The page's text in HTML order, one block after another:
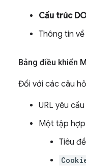
Cấu trúc
Thông tin về
Bảng điều khiển
Đối với các câu
URL yêu cầu
Một tập
Tiêu